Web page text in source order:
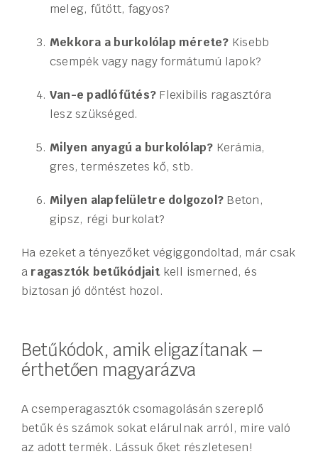
meleg, fűtött, fagyos?
Mekkora a burkolólap mérete? Kisebb
csempék vagy nagy formátumú lapok?
Van-e padlófűtés? Flexibilis ragasztóra
lesz szükséged.
Milyen anyagú a burkolólap? Kerámia,
gres, természetes kő, stb.
Milyen alapfelületre dolgozol? Beton,
gipsz, régi burkolat?
Ha ezeket a tényezőket végiggondoltad, már csak
a ragasztók betűkódjaitkell ismerned, és
biztosan jó döntést hozol.
Betűkódok, amik eligazítanak –
érthetően magyarázva
A csemperagasztók csomagolásán szereplő
betűk és számok sokat elárulnak arról, mire való
az adott termék. Lássuk őket részletesen!